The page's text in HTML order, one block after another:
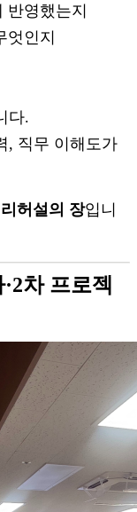
반영했는지
엇인지
다.
, 직무 이해도가
허설의 장입니
차 프로젝